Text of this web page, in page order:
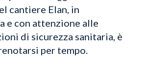
cantiere Elan, in
e con attenzione alle
di sicurezza sanitaria, è
per tempo.